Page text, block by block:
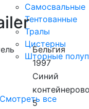
Самосвальные
Тентованные
Тралы
Цистерны
Шторные
Смотреть все
Бельгия
1997
Синий
5